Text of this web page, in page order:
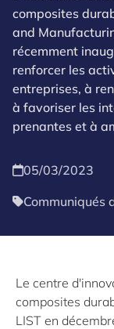
composites
and
récemment
renforcer les
entreprises, à
à favoriser les
prenantes et à
05/03/2023
Communiqués
Le centre
composites
LIST en